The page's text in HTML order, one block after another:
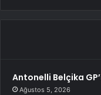
Antonelli Belçika
Ağustos 5, 2026